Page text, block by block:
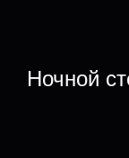
Ночной